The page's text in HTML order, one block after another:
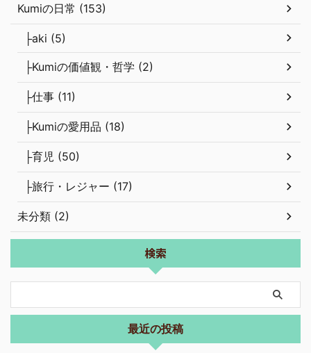
Kumiの日常 (153)
├aki (5)
├Kumiの価値観・哲学 (2)
├仕事 (11)
├Kumiの愛用品 (18)
├育児 (50)
├旅行・レジャー (17)
未分類 (2)
検索
最近の投稿